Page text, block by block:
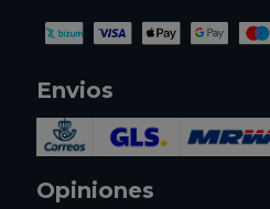
Envios
Opiniones